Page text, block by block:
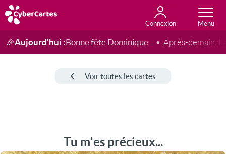
Connexion
Anniversaire
Fête du jour
Amour
Amitié
Merci
Toutes les cartes
🎉Aujourd'hui :Bonne fête Dominique Après-demain :
Voir toutes les cartes
Tu m'es précieux...